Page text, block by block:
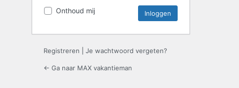
Onthoud mij
Registreren Je wachtwoord vergeten?
← Ga naar MAX vakantieman